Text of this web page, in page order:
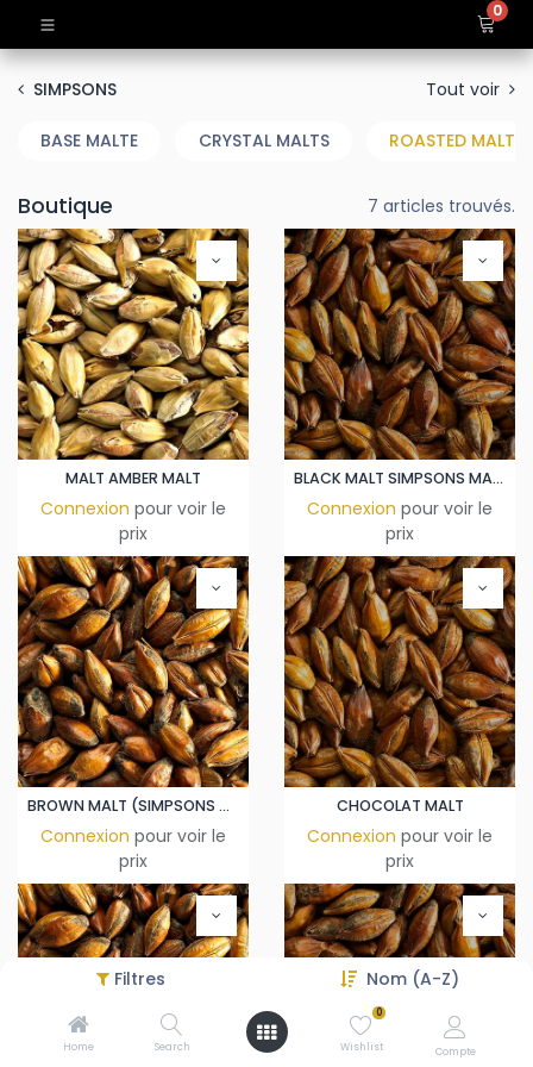
Filtres Nom (A-Z)
Home Search
0
Wishlist Compte
0
SIMPSONS Tout voir
BASE MALTE CRYSTAL MALTS ROASTED
Boutique 7 articles trouvés.
MALT AMBER MALT
Connexion pour voir le
prix
BLACK MALT SIMPSONS MALT
Connexion pour voir le
prix
BROWN MALT (SIMPSONS MALT)
Connexion pour voir le
prix
CHOCOLAT MALT
Connexion pour voir le
prix